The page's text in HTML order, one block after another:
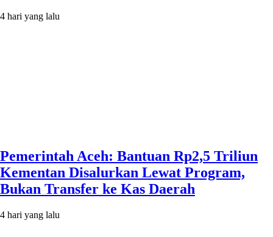
4 hari yang lalu
Pemerintah Aceh: Bantuan Rp2,5 Triliun
Kementan Disalurkan Lewat Program,
Bukan Transfer ke Kas Daerah
4 hari yang lalu